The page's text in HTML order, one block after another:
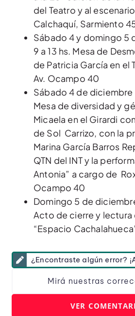
del Teatro y al
Calchaquí, Sarmiento
Sábado 4 y domingo 5
9 a 13 hs. Mesa de
de Patricia García en el
Av. Ocampo 40
Sábado 4 de diciembre
Mesa de diversidad y
Micaela en el Girardi
de Sol Carrizo, con la
Marina García Barros
QTN del INT y la
Antonia” a cargo de
Ocampo 40
Domingo 5 de
Acto de cierre y
“Espacio
¿Encontraste algún error?
Mirá nuestras
VER